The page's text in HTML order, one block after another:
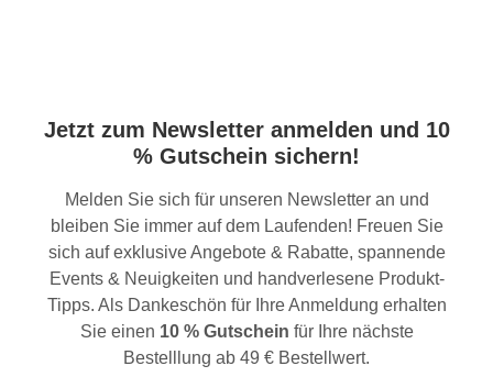
Jetzt zum Newsletter anmelden und 10
% Gutschein sichern!
Melden Sie sich für unseren Newsletter an und
bleiben Sie immer auf dem Laufenden! Freuen Sie
sich auf exklusive Angebote & Rabatte, spannende
Events & Neuigkeiten und handverlesene Produkt-
Tipps. Als Dankeschön für Ihre Anmeldung erhalten
Sie einen 10 % Gutschein für Ihre nächste
Bestelllung ab 49 € Bestellwert.